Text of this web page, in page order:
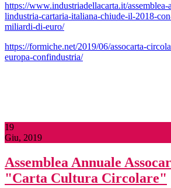
https://www.industriadellacarta.it/assemblea-
lindustria-cartaria-italiana-chiude-il-2018-
miliardi-di-euro/
https://formiche.net/2019/06/assocarta-
europa-confindustria/
19
Giu, 2019
Assemblea Annuale
"Carta Cultura Circolare"